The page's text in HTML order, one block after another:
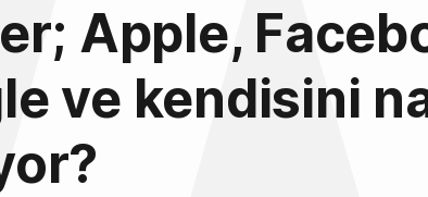
Apple,
ve kendisini